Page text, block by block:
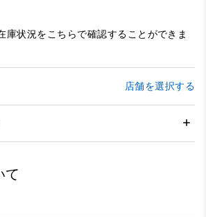
庫状況をこちらで確認することができま
店舗を選択する
て